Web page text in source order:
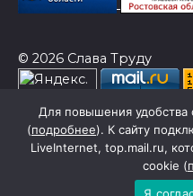
© 2026 Слава Труду
Для повышения удобства
(подробнее). К сайту
LiveInternet, top.mail.ru,
cookie (
Я